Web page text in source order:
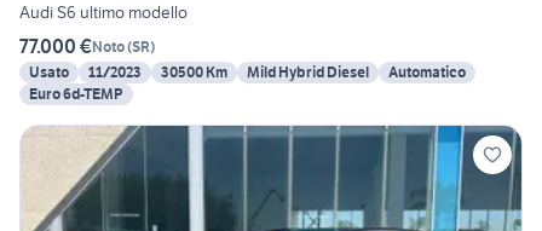
Audi S6 ultimo modello
77.000 €Noto(SR)
Usato
11/2023 30500 Km Mild Hybrid Diesel
Automatico
Euro 6d-TEMP